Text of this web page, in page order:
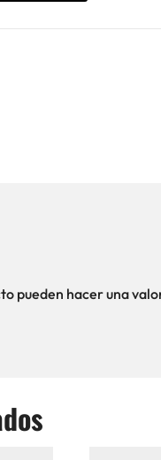
pueden hacer una